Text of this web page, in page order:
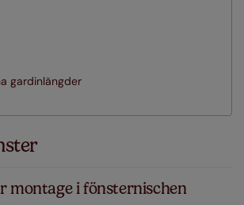
gardinlängder
montage i fönsternischen